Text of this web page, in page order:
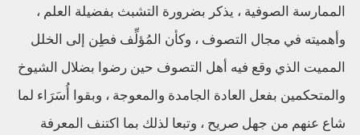
الممارسة الصوفية ، يذكر بضرورة التشبث بفضيلة العلم ،
وأهميته في مجال التصوف ، وكأن المُؤلِّف فطِن إلى الخلل
المميت الذي وقع فيه أهل التصوف حين رضوا بضلال الشيوخ
والمتحكمين بفعل العادة الجامدة والمعوجة ، وبقوا أُسَرَاء لما
شاع عنهم من جهل صريح ، وتبعا لذلك بما اكتنف المعرفة